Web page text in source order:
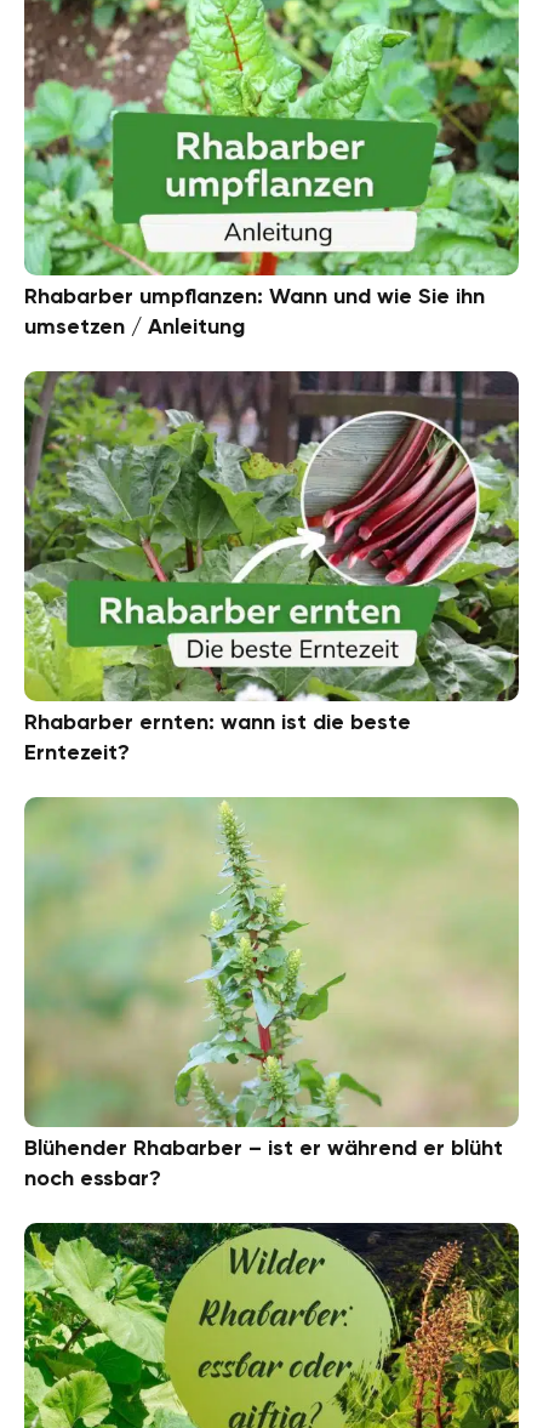
Rhabarber umpflanzen: Wann und wie Sie ihn
umsetzen / Anleitung
Rhabarber ernten: wann ist die beste
Erntezeit?
Blühender Rhabarber – ist er während er blüht
noch essbar?